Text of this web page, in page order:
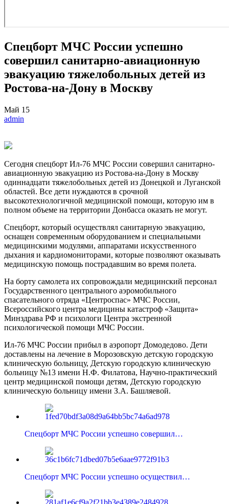
Спецборт МЧС России успешно
совершил санитарно-авиационную
эвакуацию тяжелобольных детей из
Ростова-на-Дону в Москву
Май 15
admin
Сегодня спецборт Ил-76 МЧС России совершил санитарно-
авиационную эвакуацию из Ростова-на-Дону в Москву
одиннадцати тяжелобольных детей из Донецкой и Луганской
областей. Все дети нуждаются в срочной
высокотехнологичной медицинской помощи, которую им в
полном объеме на территории Донбасса оказать не могут.
Спецборт, который осуществлял санитарную эвакуацию,
оснащен современным оборудованием и специальными
медицинскими модулями, аппаратами искусственного
дыхания и кардиомониторами, которые позволяют оказывать
медицинскую помощь пострадавшим во время полета.
На борту самолета их сопровождали медицинский персонал
Государственного центрального аэромобильного
спасательного отряда «Центроспас» МЧС России,
Всероссийского центра медицины катастроф «Защита»
Минздрава РФ и психологи Центра экстренной
психологической помощи МЧС России.
Ил-76 МЧС России прибыл в аэропорт Домодедово. Дети
доставлены на лечение в Морозовскую детскую городскую
клиническую больницу, Детскую городскую клиническую
больницу №13 имени Н.Ф. Филатова, Научно-практический
центр медицинской помощи детям, Детскую городскую
клиническую больницу имени З.А. Башляевой.
Спецборт МЧС России успешно совершил…
Спецборт МЧС России успешно осуществил…